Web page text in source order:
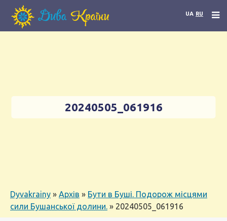
UA RU
20240505_061916
Dyvakrainy » Архів » Бути в Буші. Подорож місцями
сили Бушанської долини. » 20240505_061916